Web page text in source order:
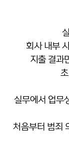
회사 내부
지출 결과
실무에서 업무
처음부터 범죄